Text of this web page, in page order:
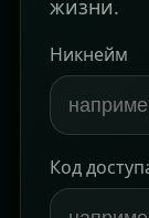
жизни.
Никнейм
Код